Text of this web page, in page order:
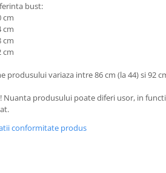
bust:
cm
cm
cm
cm
produsului variaza intre 86 cm (la 44) si 92
Nuanta produsului poate diferi usor, in
conformitate produs